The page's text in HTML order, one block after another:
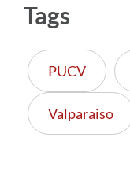
Tags
PUCV
Valparaiso